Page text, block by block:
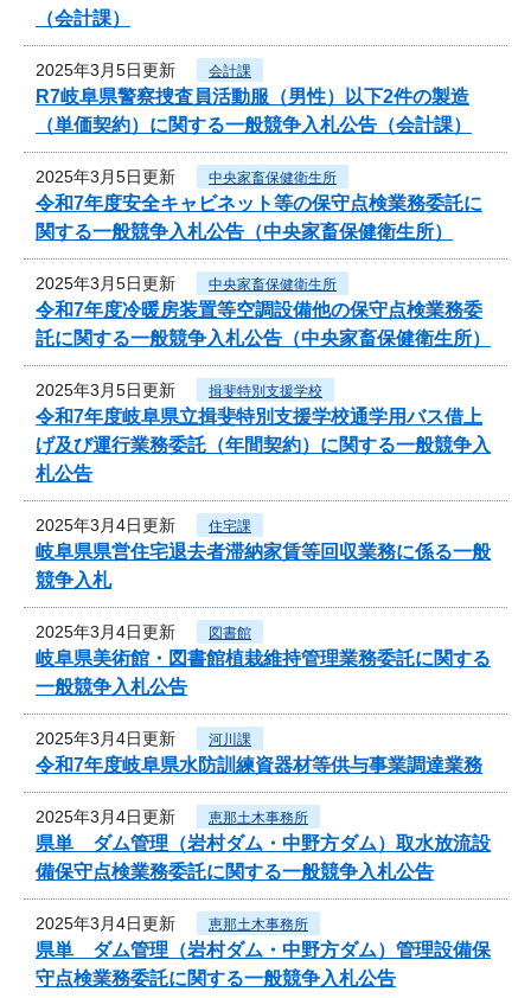
（会計課）
2025年3月5日更新 会計課
R7岐阜県警察捜査員活動服（男性）以下2件の製造
（単価契約）に関する一般競争入札公告（会計課）
2025年3月5日更新 中央家畜保健衛生所
令和7年度安全キャビネット等の保守点検業務委託に
関する一般競争入札公告（中央家畜保健衛生所）
2025年3月5日更新 中央家畜保健衛生所
令和7年度冷暖房装置等空調設備他の保守点検業務委
託に関する一般競争入札公告（中央家畜保健衛生所）
2025年3月5日更新 揖斐特別支援学校
令和7年度岐阜県立揖斐特別支援学校通学用バス借上
げ及び運行業務委託（年間契約）に関する一般競争入
札公告
2025年3月4日更新 住宅課
岐阜県県営住宅退去者滞納家賃等回収業務に係る一般
競争入札
2025年3月4日更新 図書館
岐阜県美術館・図書館植栽維持管理業務委託に関する
一般競争入札公告
2025年3月4日更新 河川課
令和7年度岐阜県水防訓練資器材等供与事業調達業務
2025年3月4日更新 恵那土木事務所
県単 ダム管理（岩村ダム・中野方ダム）取水放流設
備保守点検業務委託に関する一般競争入札公告
2025年3月4日更新 恵那土木事務所
県単 ダム管理（岩村ダム・中野方ダム）管理設備保
守点検業務委託に関する一般競争入札公告